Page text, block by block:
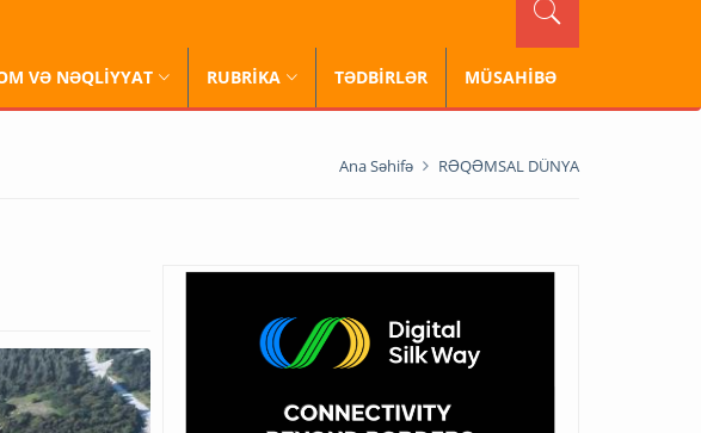
VƏ NƏQLİYYAT RUBRİKA TƏDBİRLƏR MÜSAHİBƏ
Ana Səhifə RƏQƏMSAL DÜNYA